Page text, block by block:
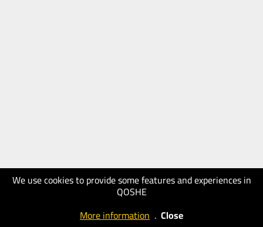
We use cookies to provide some features and experiences in
QOSHE
More information . Close